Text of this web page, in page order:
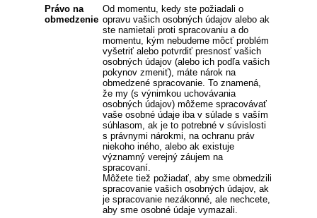
Právo na
obmedzenie
Od momentu, kedy ste požiadali o
opravu vašich osobných údajov alebo ak
ste namietali proti spracovaniu a do
momentu, kým nebudeme môcť problém
vyšetriť alebo potvrdiť presnosť vašich
osobných údajov (alebo ich podľa vašich
pokynov zmeniť), máte nárok na
obmedzené spracovanie. To znamená,
že my (s výnimkou uchovávania
osobných údajov) môžeme spracovávať
vaše osobné údaje iba v súlade s vaším
súhlasom, ak je to potrebné v súvislosti
s právnymi nárokmi, na ochranu práv
niekoho iného, alebo ak existuje
významný verejný záujem na
spracovaní.
Môžete tiež požiadať, aby sme obmedzili
spracovanie vašich osobných údajov, ak
je spracovanie nezákonné, ale nechcete,
aby sme osobné údaje vymazali.